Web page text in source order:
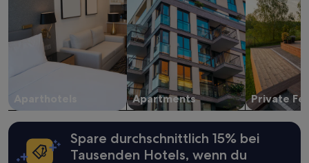
2 Erwachsenen
gefunden
wurde.
Verfügbarkeiten
sich
ändern.
Es
können
zusätzliche
Aparthotels Apartments Private
Spare durchschnittlich 15% bei
Tausenden Hotels, wenn du